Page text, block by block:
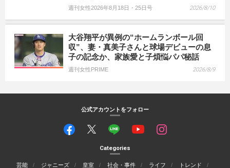
週刊女性2026年8月18日・25日号 2026/8/10
大谷翔平が異例の“ホームランボール回
収”、妻・真美子さんと球場デビューの息
子の記念か、家族愛と子煩悩パパ秘話
週刊女性PRIME 2026/8/9
公式アカウントをフォロー
Categories
芸能 ジャニーズ 皇室 社会・事件 ライフ
トレンド